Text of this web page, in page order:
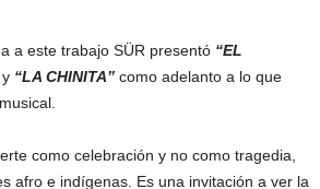
a este trabajo SÜR presentó “EL
y “LA CHINITA” como adelanto a lo que
como celebración y no como tragedia,
afro e indígenas. Es una invitación a ver la